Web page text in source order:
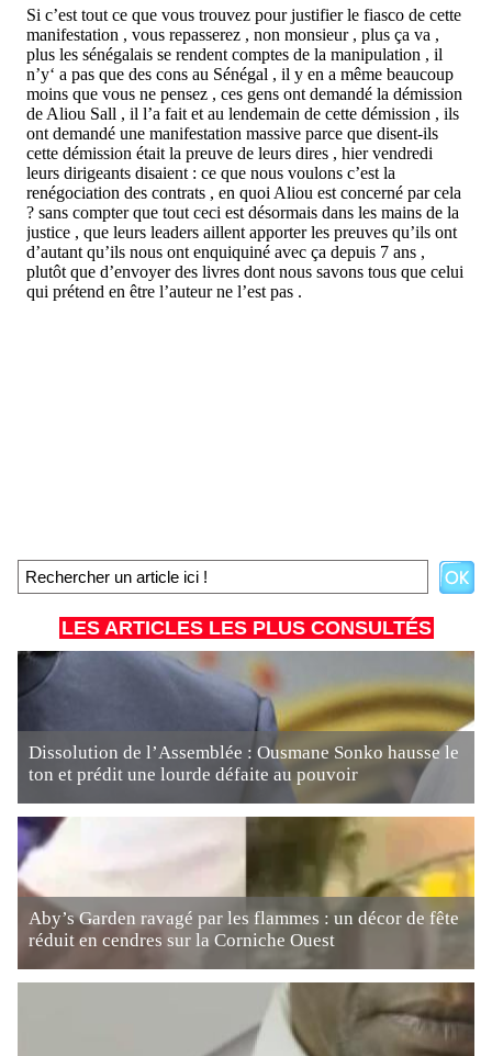
LES ARTICLES LES PLUS CONSULTÉS
Dissolution de l’Assemblée : Ousmane Sonko hausse le
ton et prédit une lourde défaite au pouvoir
Aby’s Garden ravagé par les flammes : un décor de fête
réduit en cendres sur la Corniche Ouest